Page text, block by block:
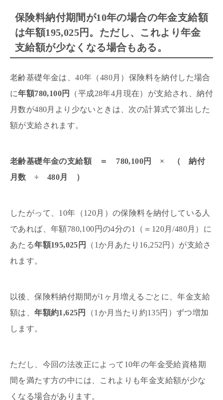
保険料納付期間が10年の場合の年金支給額
は年額195,025円。ただし、これより年金
支給額が少なくなる場合もある。
老齢基礎年金は、40年（480月）保険料を納付した場合
に年額780,100円
（平成28年4月現在）が支給され、納付
月数が480月より少ないときは、次の計算式で算出した
額が支給されます。
老齢基礎年金の支給額 ＝ 780,100円 × （ 納付
月数 ÷ 480月 ）
したがって、10年（120月）の保険料を納付している人
であれば、年額780,100円の4分の1（＝120月/480月）に
あたる年額195,025円
（1か月あたり16,252円）が支給さ
れます。
以後、保険料納付期間が1ヶ月増えるごとに、年金支給
額は、年額約1,625円
（1か月当たり約135円）ずつ増加
します。
ただし、今回の法改正によって10年の年金受給資格期
間を満たす方の中には、これよりも年金支給額が少な
くなる場合があります。